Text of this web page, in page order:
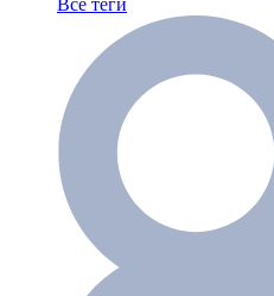
Все теги